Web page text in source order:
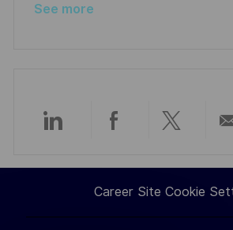
e
See more
Share
via
LinkedIn
Share
via
Facebook
Share
via
twitter
Career Site Cookie